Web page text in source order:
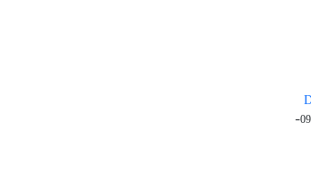
1402-09-